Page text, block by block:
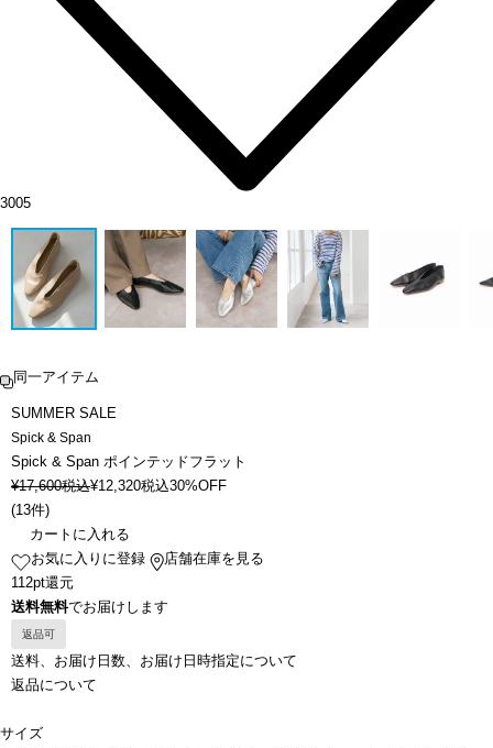
3005
同一アイテム
SUMMER SALE
Spick & Span
Spick & Span ポインテッドフラット
¥17,600税込¥12,320税込30%OFF
(13件)
カートに入れる
お気に入りに登録
店舗在庫を見る
112pt還元
送料無料でお届けします
返品可
送料、お届け日数、お届け日時指定について
返品について
サイズ